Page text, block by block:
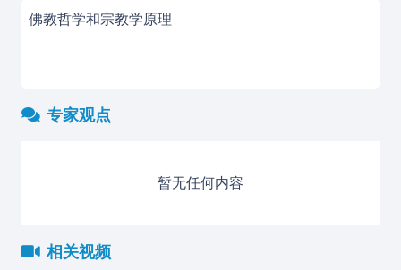
佛教哲学和宗教学原理
专家观点
暂无任何内容
相关视频